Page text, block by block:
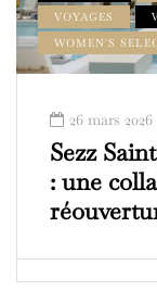
VOYAGES
WOMEN'S
26 mars 2026
Sezz
: une